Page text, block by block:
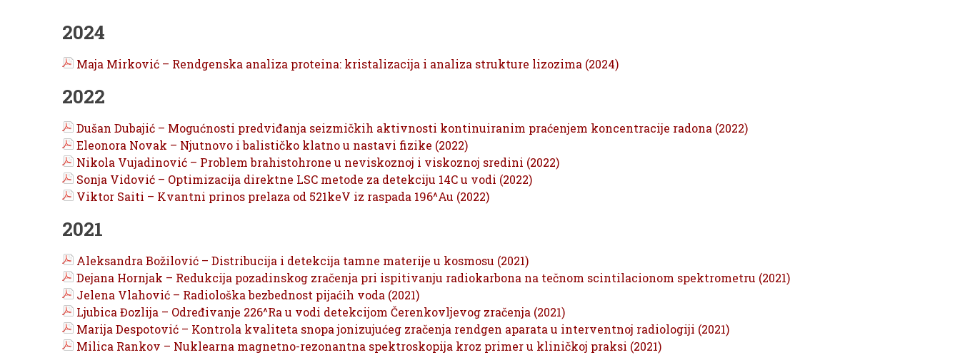
2024
Maja Mirković – Rendgenska analiza proteina: kristalizacija i analiza strukture lizozima (2024)
2022
Dušan Dubajić – Mogućnosti predviđanja seizmičkih aktivnosti kontinuiranim praćenjem koncentracije radona (2022)
Eleonora Novak – Njutnovo i balističko klatno u nastavi fizike (2022)
Nikola Vujadinović – Problem brahistohrone u neviskoznoj i viskoznoj sredini (2022)
Sonja Vidović – Optimizacija direktne LSC metode za detekciju 14C u vodi (2022)
Viktor Saiti – Kvantni prinos prelaza od 521keV iz raspada 196^Au (2022)
2021
Aleksandra Božilović – Distribucija i detekcija tamne materije u kosmosu (2021)
Dejana Hornjak – Redukcija pozadinskog zračenja pri ispitivanju radiokarbona na tečnom scintilacionom spektrometru (2021)
Jelena Vlahović – Radiološka bezbednost pijaćih voda (2021)
Ljubica Đozlija – Određivanje 226^Ra u vodi detekcijom Čerenkovljevog zračenja (2021)
Marija Despotović – Kontrola kvaliteta snopa jonizujućeg zračenja rendgen aparata u interventnoj radiologiji (2021)
Milica Rankov – Nuklearna magnetno-rezonantna spektroskopija kroz primer u kliničkoj praksi (2021)